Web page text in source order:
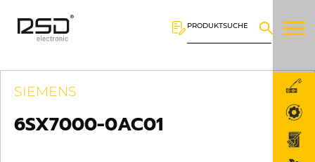
PRODUKTSUCHE
SIEMENS
6SX7000-0AC01